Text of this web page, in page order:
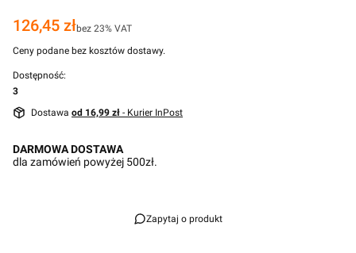
Cena
126,45 złbez 23% VAT
Ceny podane bez kosztów dostawy.
Dostępność:
3
Dostawa od 16,99 zł - Kurier InPost
DARMOWA DOSTAWA
dla zamówień powyżej 500zł.
Zapytaj o produkt